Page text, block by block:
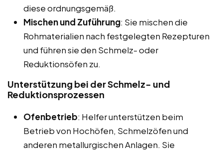
diese ordnungsgemäß.
Mischen und Zuführung: Sie mischen die
Rohmaterialien nach festgelegten Rezepturen
und führen sie den Schmelz- oder
Reduktionsöfen zu.
Unterstützung bei der Schmelz- und
Reduktionsprozessen
Ofenbetrieb: Helfer unterstützen beim
Betrieb von Hochöfen, Schmelzöfen und
anderen metallurgischen Anlagen. Sie